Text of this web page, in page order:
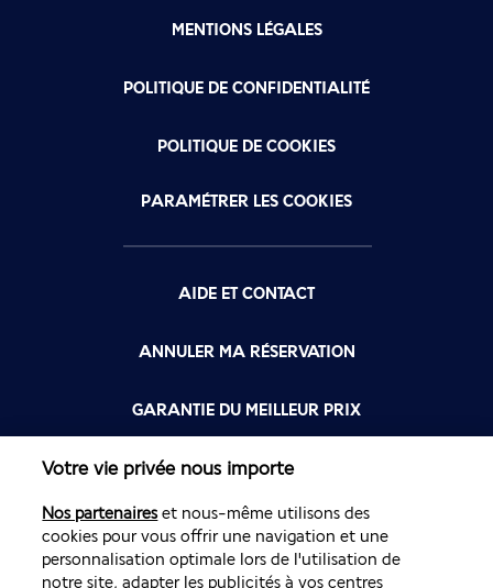
MENTIONS LÉGALES
POLITIQUE DE CONFIDENTIALITÉ
POLITIQUE DE COOKIES
PARAMÉTRER LES COOKIES
AIDE ET CONTACT
ANNULER MA RÉSERVATION
GARANTIE DU MEILLEUR PRIX
FLYING BLUE
FLEXIBILITÉ
Votre vie privée nous importe
Nos partenaireset nous-même utilisons des
cookies pour vous offrir une navigation et une
personnalisation optimale lors de l'utilisation de
notre site, adapter les publicités à vos centres